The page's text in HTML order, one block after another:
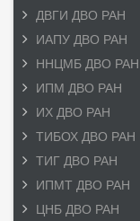
ДВГИ ДВО РАН
ИАПУ ДВО РАН
ННЦМБ ДВО РАН
ИПМ ДВО РАН
ИХ ДВО РАН
ТИБОХ ДВО РАН
ТИГ ДВО РАН
ИПМТ ДВО РАН
ЦНБ ДВО РАН